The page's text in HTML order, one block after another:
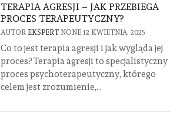
TERAPIA AGRESJI – JAK PRZEBIEGA
PROCES TERAPEUTYCZNY?
AUTOR EKSPERT NONE 12 KWIETNIA, 2025
Co to jest terapia agresji i jak wygląda jej
proces? Terapia agresji to specjalistyczny
proces psychoterapeutyczny, którego
celem jest zrozumienie,...